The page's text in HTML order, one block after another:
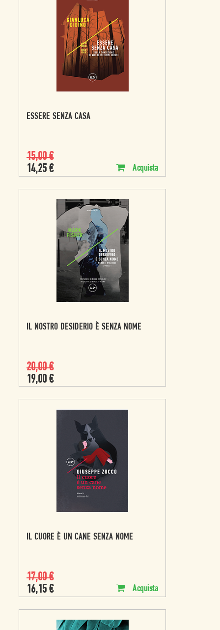
ESSERE SENZA CASA
15,00€
14,25 € Acquista
IL NOSTRO DESIDERIO È SENZA NOME
20,00€
19,00 €
IL CUORE È UN CANE SENZA NOME
17,00€
16,15 € Acquista